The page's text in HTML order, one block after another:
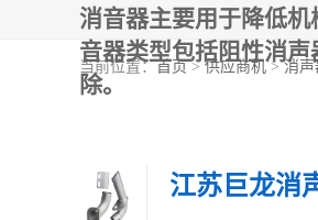
消音器主要用于降低
音器类型包括阻性消
除。
江苏巨龙消
当前位置：首页>供应商机>消声